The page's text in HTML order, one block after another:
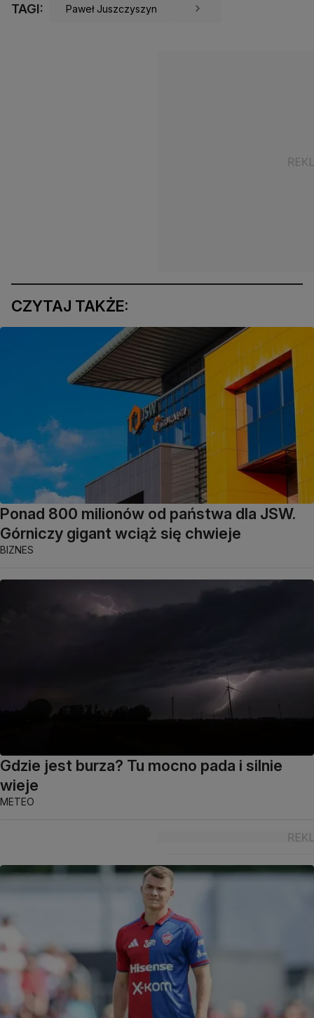
TAGI: Paweł Juszczyszyn
CZYTAJ TAKŻE:
Ponad 800 milionów od państwa dla JSW.
Górniczy gigant wciąż się chwieje
BIZNES
Gdzie jest burza? Tu mocno pada i silnie
wieje
METEO